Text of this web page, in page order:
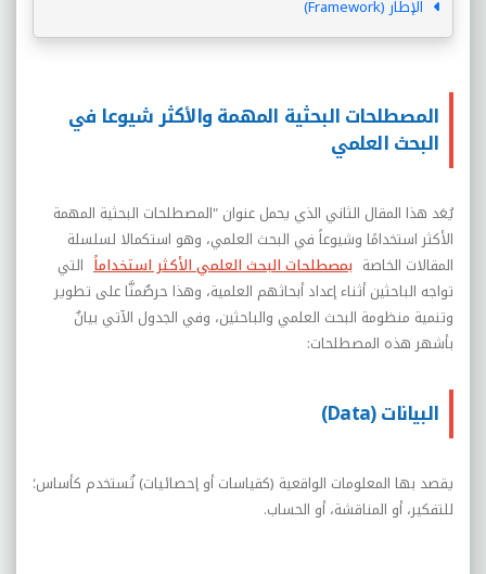
الإطار (Framework)
المصطلحات البحثية المهمة والأكثر شيوعا في
البحث العلمي
يُعَد هذا المقال الثاني الذي يحمل عنوان "المصطلحات البحثية المهمة
الأكثر استخدامًا وشيوعاً في البحث العلمي، وهو استكمالا لسلسلة
المقالات الخاصة بمصطلحات البحث العلمي الأكثر استخداماً التي
تواجه الباحثين أثناء إعداد أبحاثهم العلمية، وهذا حرصٌمنَّا على تطوير
وتنمية منظومة البحث العلمي والباحثين، وفي الجدول الآتي بيانٌ
بأشهر هذه المصطلحات:
البيانات (Data)
يقصد بها المعلومات الواقعية (كقياسات أو إحصائيات) تُستخدم كأساس؛
للتفكير، أو المناقشة، أو الحساب.